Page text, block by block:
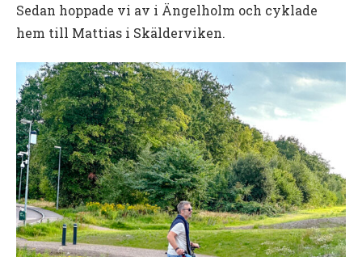
Sedan hoppade vi av i Ängelholm och cyklade
hem till Mattias i Skälderviken.